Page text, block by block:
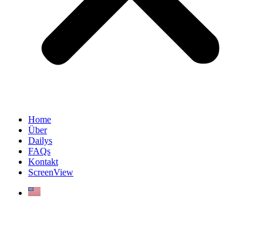
Home
Über
Dailys
FAQs
Kontakt
ScreenView